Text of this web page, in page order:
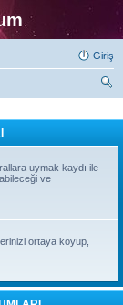
Giriş
uymak kaydı ile
ve
ortaya koyup,